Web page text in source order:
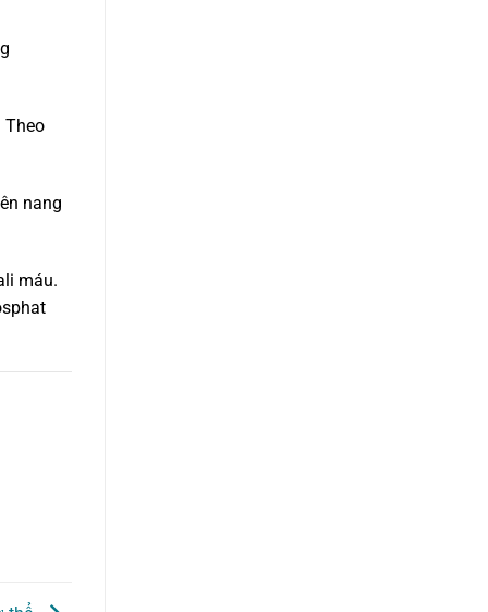
Theo
nang
máu.